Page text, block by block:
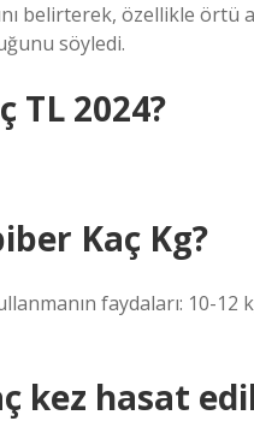
belirterek, özellikle örtü
söyledi.
TL 2024?
Kaç Kg?
faydaları: 10-
kez hasat